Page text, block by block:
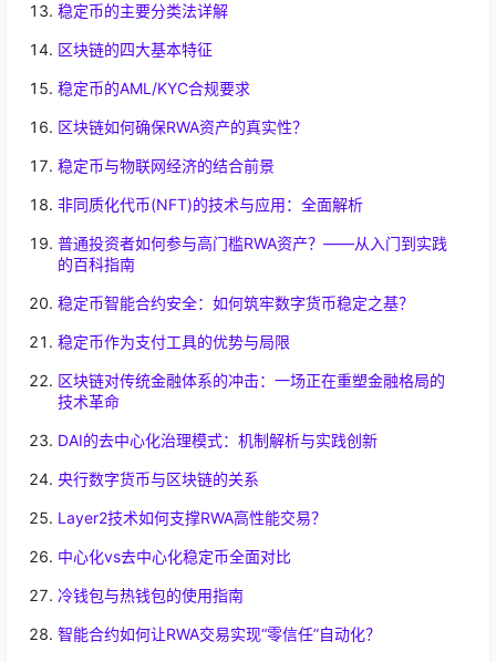
稳定币的主要分类法详解
区块链的四大基本特征
稳定币的AML/KYC合规要求
区块链如何确保RWA资产的真实性？
稳定币与物联网经济的结合前景
非同质化代币(NFT)的技术与应用：全面解析
普通投资者如何参与高门槛RWA资产？——从入门到实践
的百科指南
稳定币智能合约安全：如何筑牢数字货币稳定之基？
稳定币作为支付工具的优势与局限
区块链对传统金融体系的冲击：一场正在重塑金融格局的
技术革命
DAI的去中心化治理模式：机制解析与实践创新
央行数字货币与区块链的关系
Layer2技术如何支撑RWA高性能交易？
中心化vs去中心化稳定币全面对比
冷钱包与热钱包的使用指南
智能合约如何让RWA交易实现“零信任”自动化？